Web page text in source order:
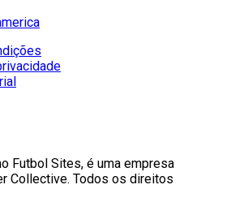
Futbol Sites, é uma empresa
Collective. Todos os direitos